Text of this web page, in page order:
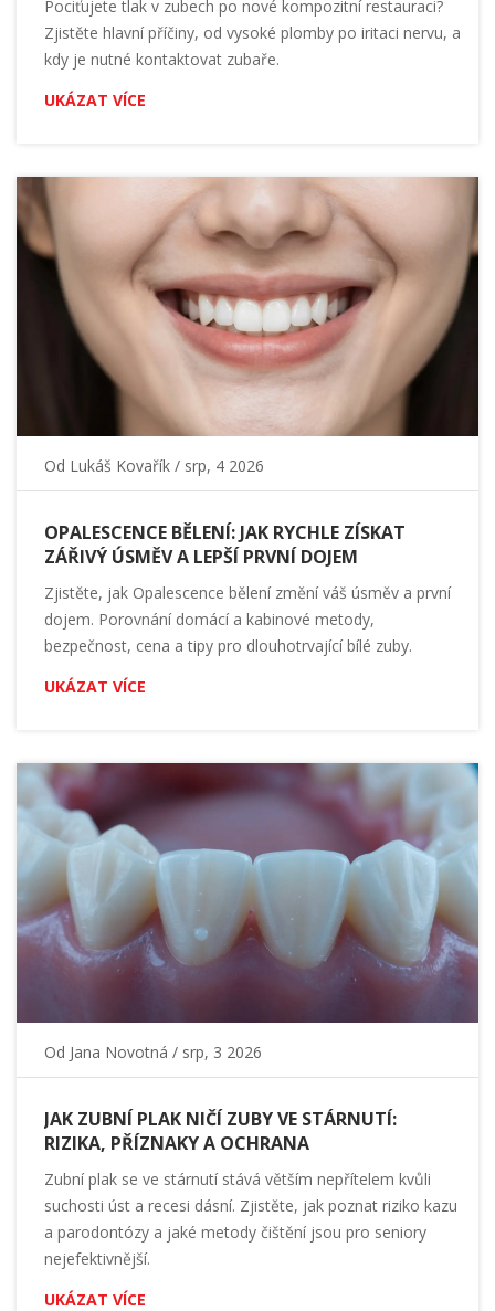
Pociťujete tlak v zubech po nové kompozitní restauraci?
Zjistěte hlavní příčiny, od vysoké plomby po iritaci nervu, a
kdy je nutné kontaktovat zubaře.
UKÁZAT VÍCE
Od Lukáš Kovařík / srp, 4 2026
OPALESCENCE BĚLENÍ: JAK RYCHLE ZÍSKAT
ZÁŘIVÝ ÚSMĚV A LEPŠÍ PRVNÍ DOJEM
Zjistěte, jak Opalescence bělení změní váš úsměv a první
dojem. Porovnání domácí a kabinové metody,
bezpečnost, cena a tipy pro dlouhotrvající bílé zuby.
UKÁZAT VÍCE
Od Jana Novotná / srp, 3 2026
JAK ZUBNÍ PLAK NIČÍ ZUBY VE STÁRNUTÍ:
RIZIKA, PŘÍZNAKY A OCHRANA
Zubní plak se ve stárnutí stává větším nepřítelem kvůli
suchosti úst a recesi dásní. Zjistěte, jak poznat riziko kazu
a parodontózy a jaké metody čištění jsou pro seniory
nejefektivnější.
UKÁZAT VÍCE